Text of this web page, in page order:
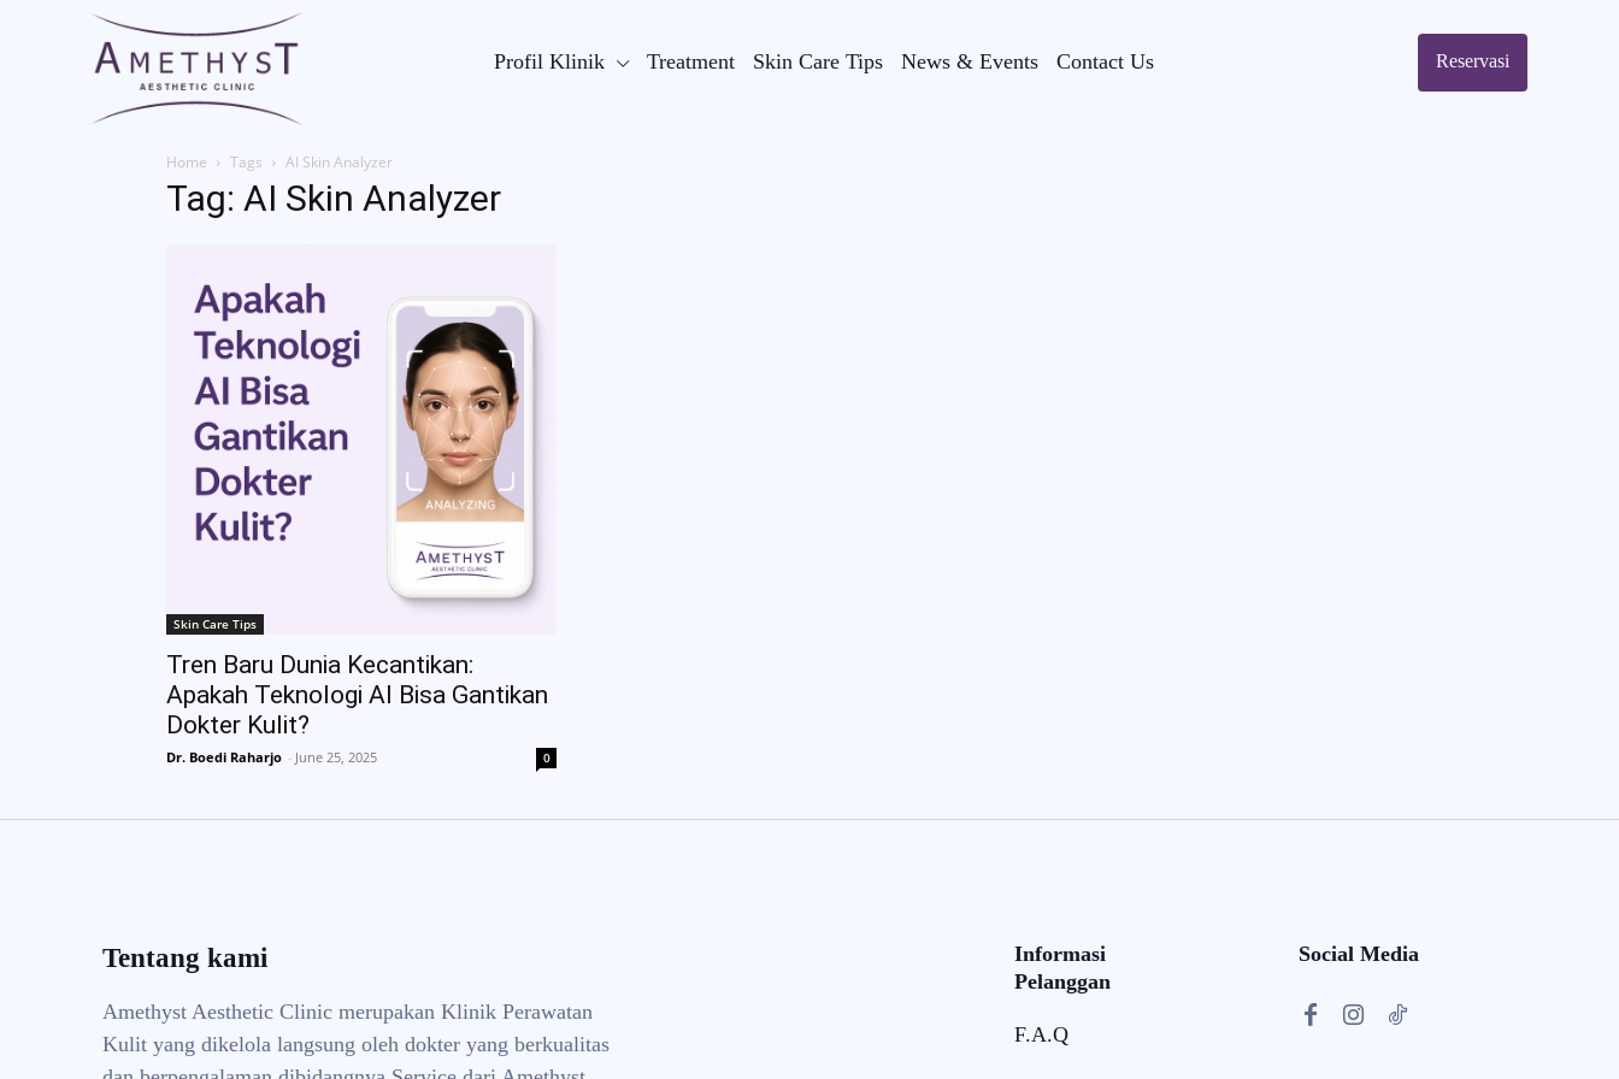
Profil Klinik Treatment Skin Care Tips News & Events Contact Us Reservasi
Home Tags AI Skin Analyzer
Tag: AI Skin Analyzer
Skin Care Tips
Tren Baru Dunia Kecantikan:
Apakah Teknologi AI Bisa Gantikan
Dokter Kulit?
Dr. Boedi Raharjo - June 25, 2025 0
Tentang kami
Amethyst Aesthetic Clinic merupakan Klinik Perawatan
Kulit yang dikelola langsung oleh dokter yang berkualitas
Informasi
Pelanggan
F.A.Q
Social Media